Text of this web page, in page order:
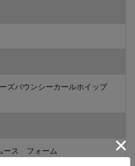
ズバウンシーカールホイップ
ス フォーム